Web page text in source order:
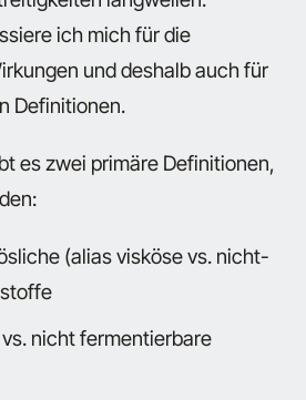
ich mich für die
und deshalb auch für
Definitionen.
es zwei primäre Definitionen,
(alias visköse vs. nicht-
nicht fermentierbare